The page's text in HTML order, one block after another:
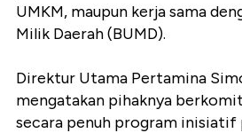
UMKM, maupun kerja sama
Milik Daerah (BUMD).
Direktur Utama Pertamina
mengatakan pihaknya
secara penuh program inisiatif